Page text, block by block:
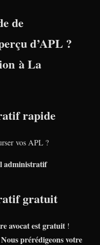
de
d’APL ?
à La
rapide
vos APL ?
administratif
gratuit
avocat est gratuit !
Nous prérédigeons votre